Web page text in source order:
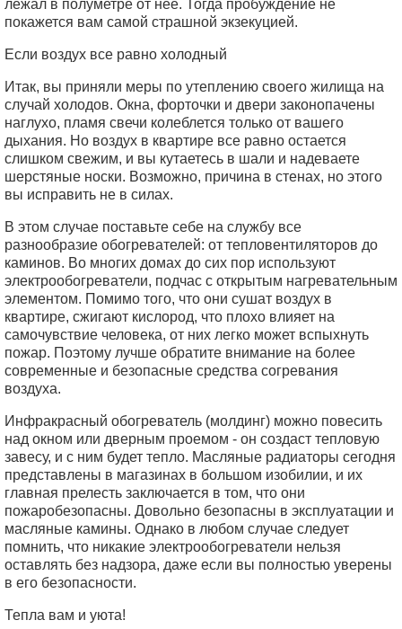
лежал в полуметре от нее. Тогда пробуждение не
покажется вам самой страшной экзекуцией.
Если воздух все равно холодный
Итак, вы приняли меры по утеплению своего жилища на
случай холодов. Окна, форточки и двери законопачены
наглухо, пламя свечи колеблется только от вашего
дыхания. Но воздух в квартире все равно остается
слишком свежим, и вы кутаетесь в шали и надеваете
шерстяные носки. Возможно, причина в стенах, но этого
вы исправить не в силах.
В этом случае поставьте себе на службу все
разнообразие обогревателей: от тепловентиляторов до
каминов. Во многих домах до сих пор используют
электрообогреватели, подчас с открытым нагревательным
элементом. Помимо того, что они сушат воздух в
квартире, сжигают кислород, что плохо влияет на
самочувствие человека, от них легко может вспыхнуть
пожар. Поэтому лучше обратите внимание на более
современные и безопасные средства согревания
воздуха.
Инфракрасный обогреватель (молдинг) можно повесить
над окном или дверным проемом - он создаст тепловую
завесу, и с ним будет тепло. Масляные радиаторы сегодня
представлены в магазинах в большом изобилии, и их
главная прелесть заключается в том, что они
пожаробезопасны. Довольно безопасны в эксплуатации и
масляные камины. Однако в любом случае следует
помнить, что никакие электрообогреватели нельзя
оставлять без надзора, даже если вы полностью уверены
в его безопасности.
Тепла вам и уюта!